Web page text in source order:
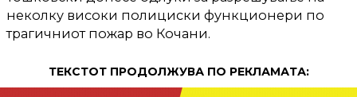
неколку високи полициски функционери по
трагичниот пожар во Кочани.
ТЕКСТОТ ПРОДОЛЖУВА ПО РЕКЛАМАТА: